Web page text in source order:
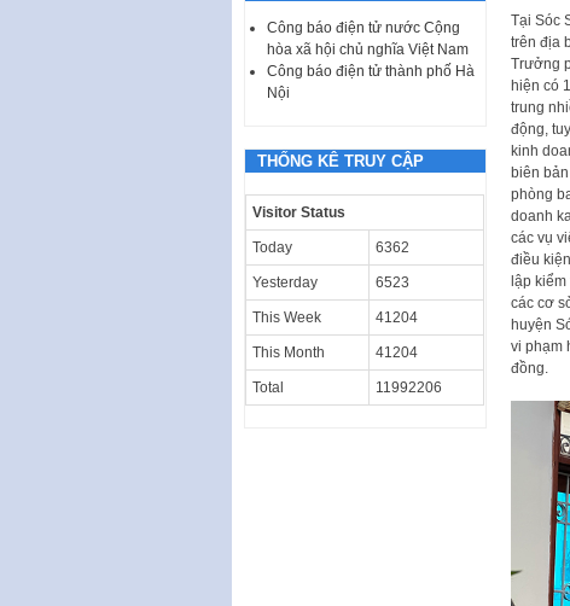
Tại Sóc
trên địa
Trưởng
hiện có
trung
động,
kinh
biên
phòng
doanh
các vụ
điều
lập
các cơ
huyện
vi phạm
đồng.
Công báo điện tử nước Cộng
hòa xã hội chủ nghĩa Việt Nam
Công báo điện tử thành phố Hà
Nội
THỐNG KÊ TRUY CẬP
Visitor Status
Today 6362
Yesterday 6523
This Week 41204
This Month 41204
Total 11992206